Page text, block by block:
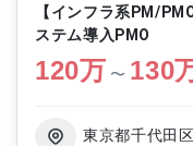
の整理と調整
チーム、イン
ステム運用課
成 ・会議運営
【インフラ系PM/
ステム導入PMO
120万 〜 130
東京都千代田